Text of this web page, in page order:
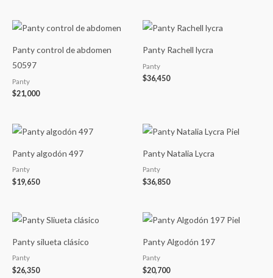
Panty control de abdomen
50597
Panty
$21,000
Panty Rachell lycra
Panty
$36,450
Panty algodón 497
Panty
$19,650
Panty Natalia Lycra
Panty
$36,850
Panty silueta clásico
Panty
$26,350
Panty Algodón 197
Panty
$20,700